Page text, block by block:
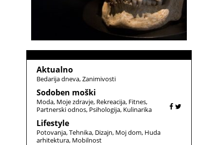
Aktualno
Bedarija dneva Zanimivosti
Sodoben moški
Moda Moje zdravje Rekreacija Fitnes
Partnerski odnos Psihologija Kulinarika
Lifestyle
Potovanja Tehnika Dizajn Moj dom Huda
arhitektura Mobilnost